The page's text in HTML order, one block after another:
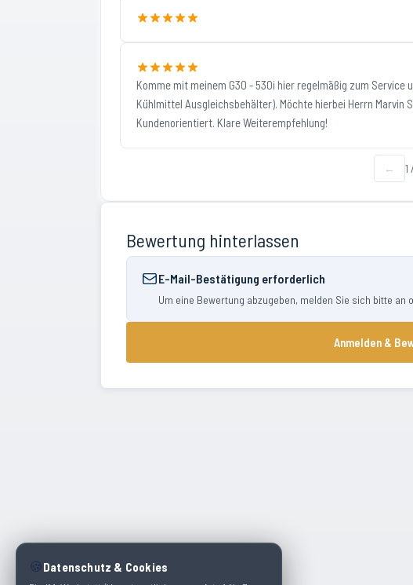
Komme mit meinem G30 - 530i hier regelmäßig zum Service
Kühlmittel Ausgleichsbehälter). Möchte hierbei Herrn Marvin
Kundenorientiert. Klare Weiterempfehlung!
← 1 /
Bewertung hinterlassen
E-Mail-Bestätigung erforderlich
Um eine Bewertung abzugeben, melden Sie sich bitte an
Anmelden &
🍪 Datenschutz & Cookies